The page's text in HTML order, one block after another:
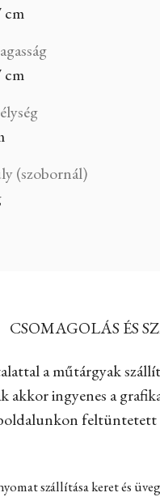
cm
cm
(szobornál)
CSOMAGOLÁS ÉS
a műtárgyak
akkor ingyenes a
feltüntetett
szállítása keret és